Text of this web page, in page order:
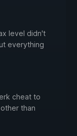
level didn't
everything
cheat to
than